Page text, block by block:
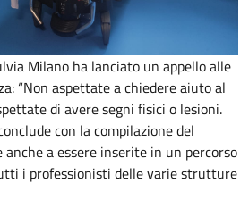
Milano ha lanciato un appello alle
“Non aspettate a chiedere aiuto al
di avere segni fisici o lesioni.
con la compilazione del
a essere inserite in un percorso
i professionisti delle varie strutture